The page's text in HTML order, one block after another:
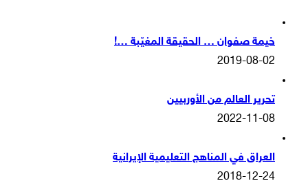
خيمة صفوان … الحقيقة المغيّبة …!
2019-08-02
تحرير العالم من الأوربيين
2022-11-08
العراق في المناهج التعليمية الإيرانية
2018-12-24